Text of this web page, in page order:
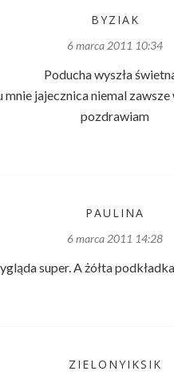
BYZIAK
6 marca 2011 10:34
Poducha wyszła
mnie jajecznica niemal zawsze
pozdrawiam
PAULINA
6 marca 2011 14:28
super. A żółta
ZIELONYIKSIK